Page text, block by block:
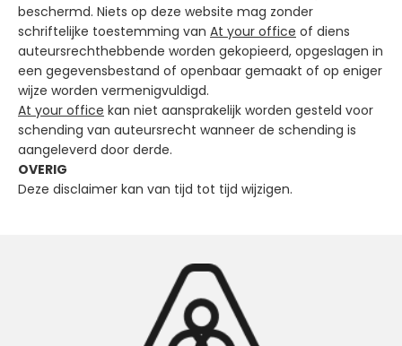
beschermd. Niets op deze website mag zonder
schriftelijke toestemming van At your office of diens
auteursrechthebbende worden gekopieerd, opgeslagen in
een gegevensbestand of openbaar gemaakt of op eniger
wijze worden vermenigvuldigd.
At your office kan niet aansprakelijk worden gesteld voor
schending van auteursrecht wanneer de schending is
aangeleverd door derde.
OVERIG
Deze disclaimer kan van tijd tot tijd wijzigen.